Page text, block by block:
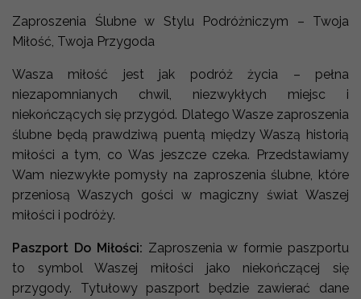
Zaproszenia Ślubne w Stylu Podróżniczym – Twoja
Miłość, Twoja Przygoda
Wasza miłość jest jak podróż życia – pełna
niezapomnianych chwil, niezwykłych miejsc i
niekończących się przygód. Dlatego Wasze zaproszenia
ślubne będą prawdziwą puentą między Waszą historią
miłości a tym, co Was jeszcze czeka. Przedstawiamy
Wam niezwykłe pomysły na zaproszenia ślubne, które
przeniosą Waszych gości w magiczny świat Waszej
miłości i podróży.
Paszport Do Miłości: Zaproszenia w formie paszportu
to symbol Waszej miłości jako niekończącej się
przygody. Tytułowy paszport będzie zawierać dane